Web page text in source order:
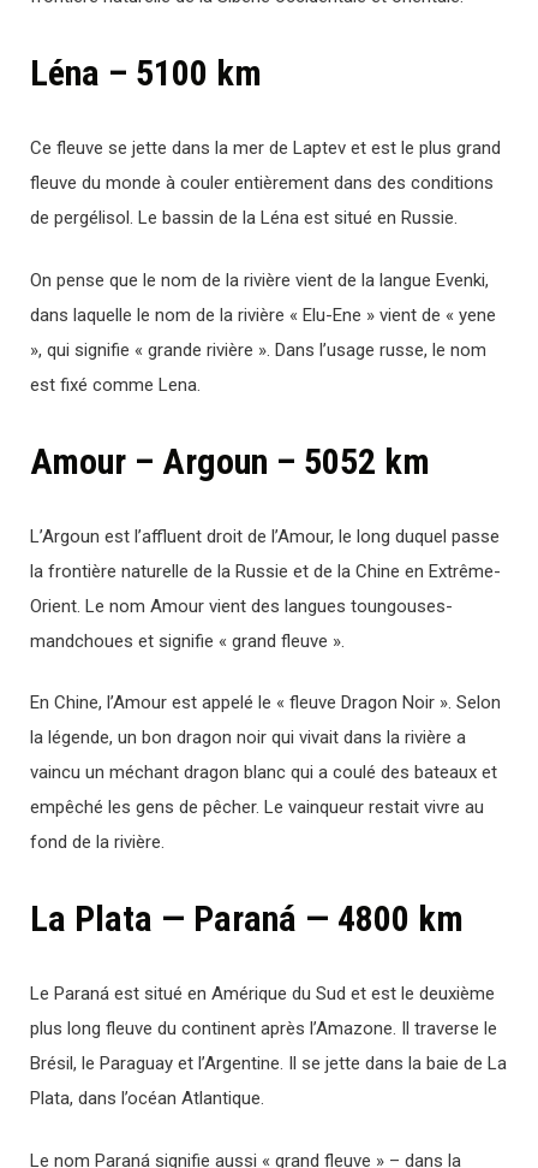
Léna – 5100 km
Ce fleuve se jette dans la mer de Laptev et est le plus grand
fleuve du monde à couler entièrement dans des conditions
de pergélisol. Le bassin de la Léna est situé en Russie.
On pense que le nom de la rivière vient de la langue Evenki,
dans laquelle le nom de la rivière « Elu-Ene » vient de « yene
», qui signifie « grande rivière ». Dans l’usage russe, le nom
est fixé comme Lena.
Amour – Argoun – 5052 km
L’Argoun est l’affluent droit de l’Amour, le long duquel passe
la frontière naturelle de la Russie et de la Chine en Extrême-
Orient. Le nom Amour vient des langues toungouses-
mandchoues et signifie « grand fleuve ».
En Chine, l’Amour est appelé le « fleuve Dragon Noir ». Selon
la légende, un bon dragon noir qui vivait dans la rivière a
vaincu un méchant dragon blanc qui a coulé des bateaux et
empêché les gens de pêcher. Le vainqueur restait vivre au
fond de la rivière.
La Plata — Paraná — 4800 km
Le Paraná est situé en Amérique du Sud et est le deuxième
plus long fleuve du continent après l’Amazone. Il traverse le
Brésil, le Paraguay et l’Argentine. Il se jette dans la baie de La
Plata, dans l’océan Atlantique.
Le nom Paraná signifie aussi « grand fleuve » – dans la